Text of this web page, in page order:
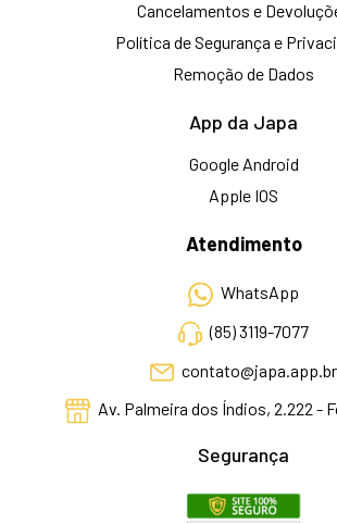
Cancelamentos e
Política de Segurança e
Remoção de Dados
App da Japa
Google Android
Apple IOS
Atendimento
WhatsApp
(85) 3119-7077
contato@japa.app.br
Av. Palmeira dos Índios, 2.222 -
Segurança